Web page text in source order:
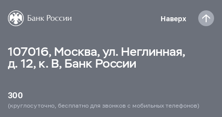
Наверх
107016, Москва, ул. Неглинная,
д. 12, к. В, Банк России
300
(круглосуточно, бесплатно для звонков с мобильных телефонов)